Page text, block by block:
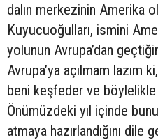
dalın merkezinin Amerika
Kuyucuoğulları, ismini
yolunun Avrupa’dan
Avrupa’ya açılmam lazım
beni keşfeder ve böylelikle
Önümüzdeki yıl içinde
atmaya hazırlandığını